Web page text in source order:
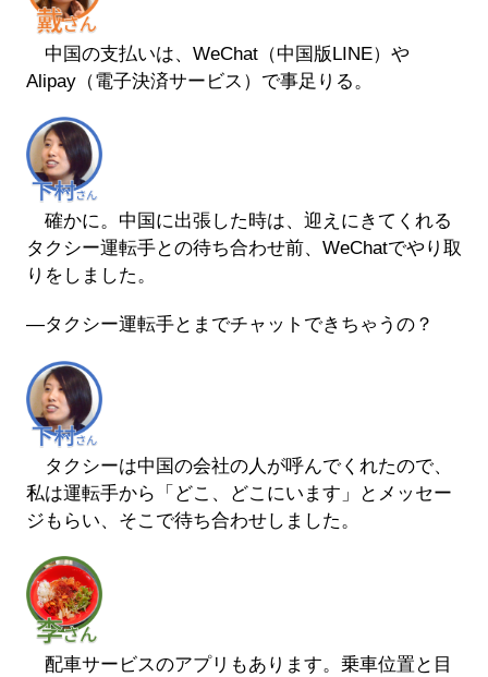
中国の支払いは、WeChat（中国版LINE）や
Alipay（電子決済サービス）で事足りる。
確かに。中国に出張した時は、迎えにきてくれる
タクシー運転手との待ち合わせ前、WeChatでやり取
りをしました。
―タクシー運転手とまでチャットできちゃうの？
タクシーは中国の会社の人が呼んでくれたので、
私は運転手から「どこ、どこにいます」とメッセー
ジもらい、そこで待ち合わせしました。
配車サービスのアプリもあります。乗車位置と目